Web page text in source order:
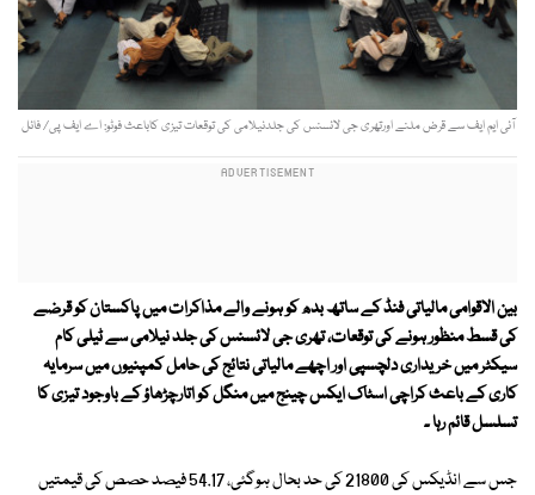
آئی ایم ایف سے قرض ملنے اورتھری جی لائسنس کی جلدنیلامی کی توقعات تیزی کاباعث فوٹو: اے ایف پی/ فائل
بین الاقوامی مالیاتی فنڈ کے ساتھ بدھ کو ہونے والے مذاکرات میں پاکستان کو قرضے
کی قسط منظور ہونے کی توقعات، تھری جی لائسنس کی جلد نیلامی سے ٹیلی کام
سیکٹر میں خریداری دلچسپی اور اچھے مالیاتی نتائج کی حامل کمپنیوں میں سرمایہ
کاری کے باعث کراچی اسٹاک ایکس چینج میں منگل کو اتارچڑھاؤ کے باوجود تیزی کا
تسلسل قائم رہا ۔
جس سے انڈیکس کی 21800 کی حد بحال ہوگئی، 54.17 فیصد حصص کی قیمتیں